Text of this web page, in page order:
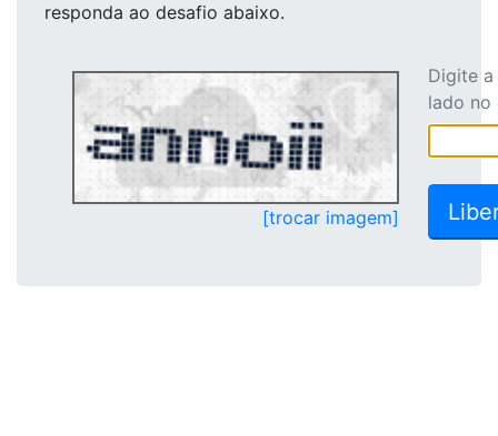
responda ao desafio abaixo.
[trocar imagem]
Digite
lado no